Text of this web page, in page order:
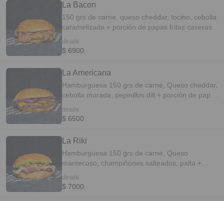
La Bacon
150 grs de carne, queso cheddar, tocino, cebolla
caramelizada + porción de papas fritas caseras.
desde
$ 6900
La Americana
Hamburguesa 150 grs de carne, Queso cheddar,
cebolla morada, pepinillos dill + porción de papas
desde
$ 6500
La Riki
Hamburguesa 150 grs de carne, Queso
mantecoso, champiñones salteados, palta +
desde
$ 7000